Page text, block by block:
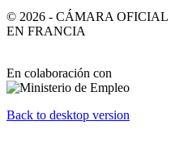
© 2026 - CÁMARA OFICIAL
EN FRANCIA
En colaboración con
Back to desktop version